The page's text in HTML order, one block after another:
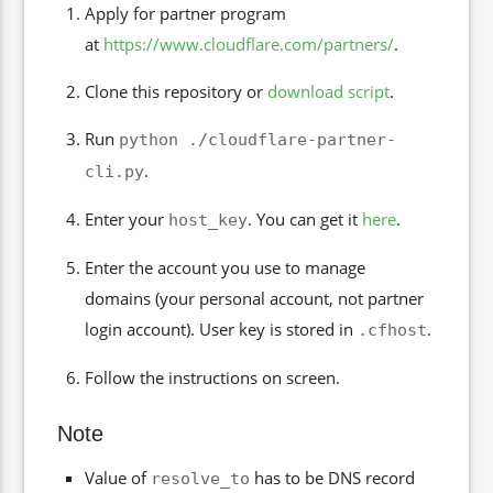
Apply for partner program
at https://www.cloudflare.com/partners/.
Clone this repository or download script.
Run python ./cloudflare-partner-
cli.py.
Enter your host_key. You can get it here.
Enter the account you use to manage
domains (your personal account, not partner
login account). User key is stored in .cfhost.
Follow the instructions on screen.
Note
Value of resolve_to has to be DNS record